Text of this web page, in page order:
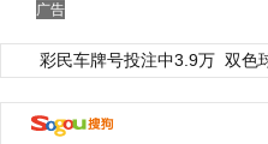
广告
彩民车牌号投注中3.9万 双色